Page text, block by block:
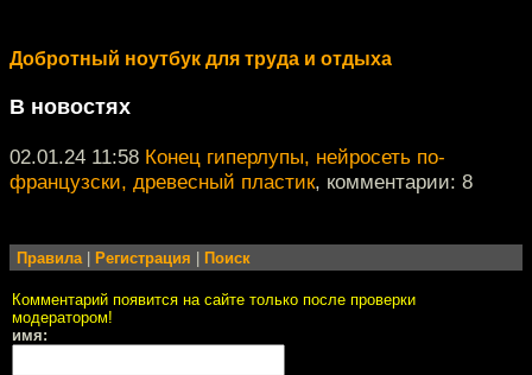
Добротный ноутбук для труда и отдыха
В новостях
02.01.24 11:58 Конец гиперлупы, нейросеть по-
французски, древесный пластик, комментарии: 8
Правила| Регистрация Поиск
Комментарий появится на сайте только после проверки
модератором!
имя: